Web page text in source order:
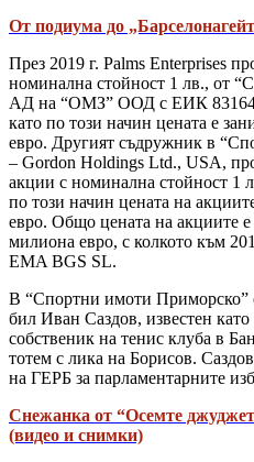
От подиума до
През 2019 г. Palms Enterprises
номинална стойност 1 лв., от
АД на “ОМЗ” ООД с ЕИК
като по този начин цената е
евро. Другият съдружник в
– Gordon Holdings Ltd., USA,
акции с номинална стойност 1
по този начин цената на
евро. Общо цената на акциите
милиона евро, с колкото към
EMA BGS SL.
В “Спортни имоти Приморско”
бил Иван Саздов, известен
собственик на тенис клуба в
тотем с лика на Борисов.
на ГЕРБ за парламентарните
Снежанка от “Осемте
(видео и снимки)